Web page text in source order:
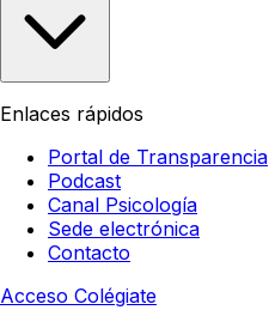
Enlaces rápidos
Portal de Transparencia
Podcast
Canal Psicología
Sede electrónica
Contacto
Acceso Colégiate